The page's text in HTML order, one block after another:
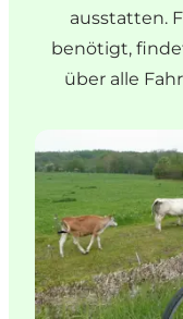
ausstatten.
benötigt,
über alle
Fahrradverleih